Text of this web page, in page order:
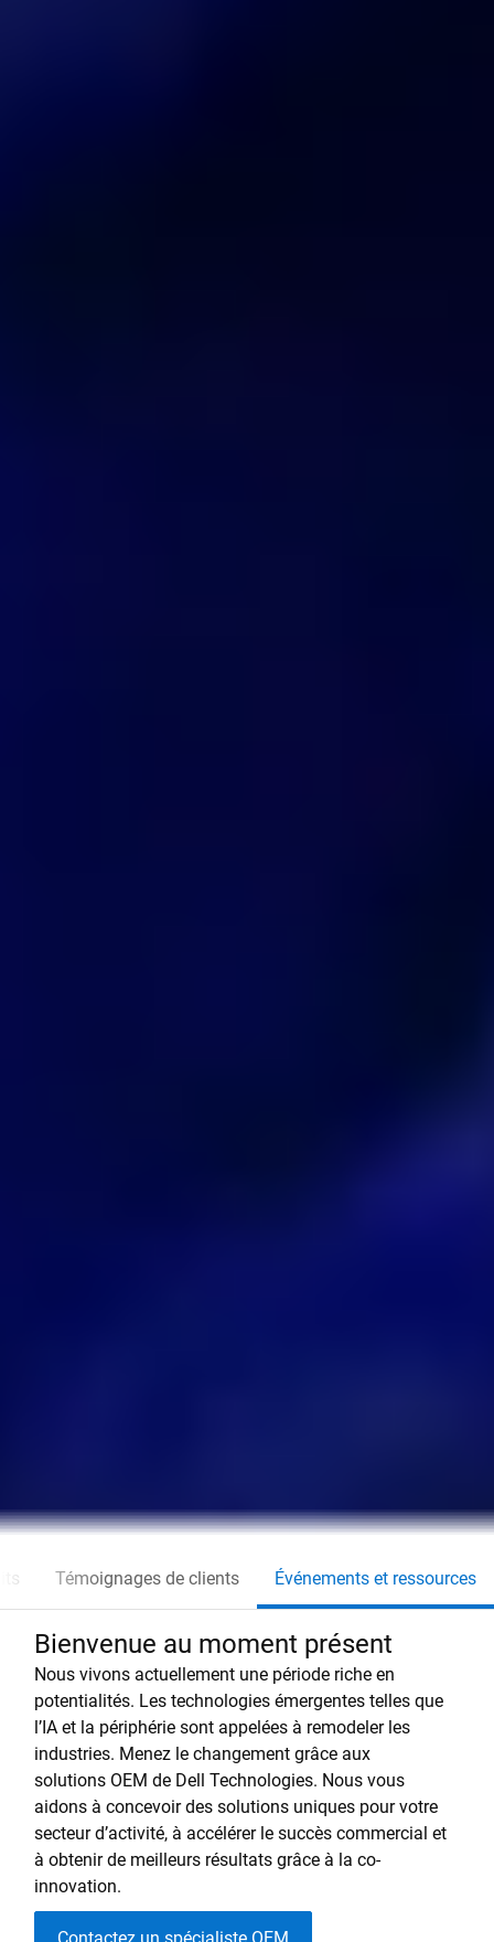
Témoignages de clients Événements et ressources
Bienvenue au moment présent
Nous vivons actuellement une période riche en
potentialités. Les technologies émergentes telles que
l’IA et la périphérie sont appelées à remodeler les
industries. Menez le changement grâce aux
solutions OEM de Dell Technologies. Nous vous
aidons à concevoir des solutions uniques pour votre
secteur d’activité, à accélérer le succès commercial et
à obtenir de meilleurs résultats grâce à la co-
innovation.